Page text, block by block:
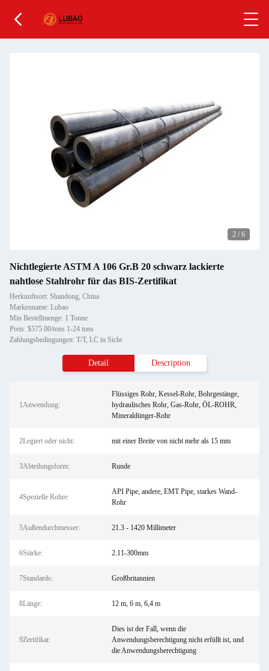
2 / 6
Nichtlegierte ASTM A 106 Gr.B 20 schwarz lackierte
nahtlose Stahlrohr für das BIS-Zertifikat
Herkunftsort: Shandong, China
Markenname: Lubao
Min Bestellmenge: 1 Tonne
Preis: $575.00/tons 1-24 tons
Zahlungsbedingungen: T/T, LC in Sicht
Detail Description
1Anwendung:
Flüssiges Rohr, Kessel-Rohr, Bohrgestänge,
hydraulisches Rohr, Gas-Rohr, ÖL-ROHR,
Mineraldünger-Rohr
2Legiert oder nicht: mit einer Breite von nicht mehr als 15 mm
3Abteilungsform: Runde
4Spezielle Rohre:
API Pipe, andere, EMT Pipe, starkes Wand-
Rohr
5Außendurchmesser: 21.3 - 1420 Millimeter
6Stärke: 2.11-300mm
7Standards: Großbritannien
8Länge: 12 m, 6 m, 6,4 m
9Zertifikat:
Dies ist der Fall, wenn die
Anwendungsberechtigung nicht erfüllt ist, und
die Anwendungsberechtigung